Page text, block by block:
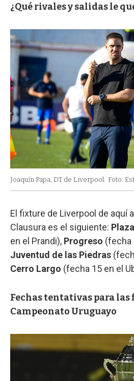
¿Qué rivales y salidas le
Joaquín Papa, DT de Liverpool. Foto:
El fixture de Liverpool de aquí
Clausura es el siguiente:
en el Prandi), Progreso (fecha
Juventud de las Piedras
Cerro Largo (fecha 15 en el
Fechas tentativas para las
Campeonato Uruguayo